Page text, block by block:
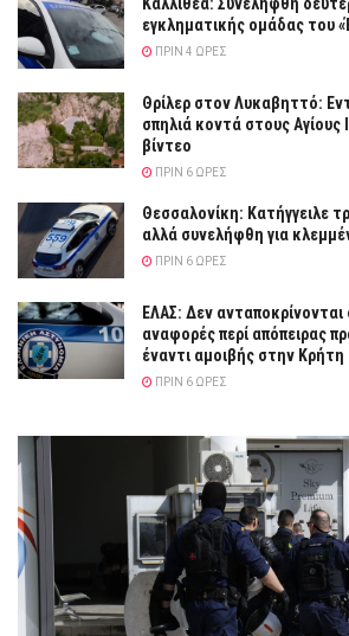
εγκληματικής ομάδας του
ΠΡΙΝ 4 ΏΡΕΣ
Θρίλερ στον Λυκαβηττό:
σπηλιά κοντά στους Αγίους
βίντεο
ΠΡΙΝ 6 ΏΡΕΣ
Θεσσαλονίκη: Κατήγγειλε
αλλά συνελήφθη για
ΠΡΙΝ 6 ΏΡΕΣ
ΕΛΑΣ: Δεν
αναφορές περί απόπειρας
έναντι αμοιβής στην Κρήτη
ΠΡΙΝ 6 ΏΡΕΣ